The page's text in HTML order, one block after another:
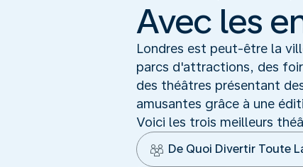
Avec les
Londres est peut-être la
parcs d'attractions, des
des théâtres présentant
amusantes grâce à une
Voici les trois meilleurs
De Quoi Divertir Toute